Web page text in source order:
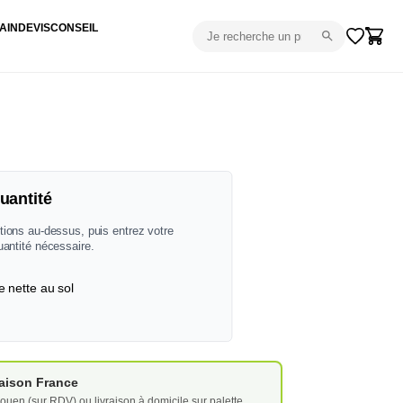
DEVISCONSEIL
au-dessus, puis entrez votre
nécessaire.
nette au sol
France